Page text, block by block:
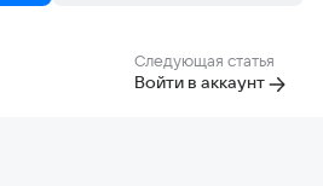
Следующая статья
Войти в аккаунт